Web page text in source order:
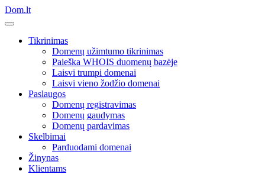
Dom.lt
Tikrinimas
Domenų užimtumo tikrinimas
Paieška WHOIS duomenų bazėje
Laisvi trumpi domenai
Laisvi vieno žodžio domenai
Paslaugos
Domenų registravimas
Domenų gaudymas
Domenų pardavimas
Skelbimai
Parduodami domenai
Žinynas
Klientams